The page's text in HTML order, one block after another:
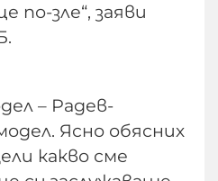
по-зле“, заяви
– Радев-
Ясно обясних
какво сме